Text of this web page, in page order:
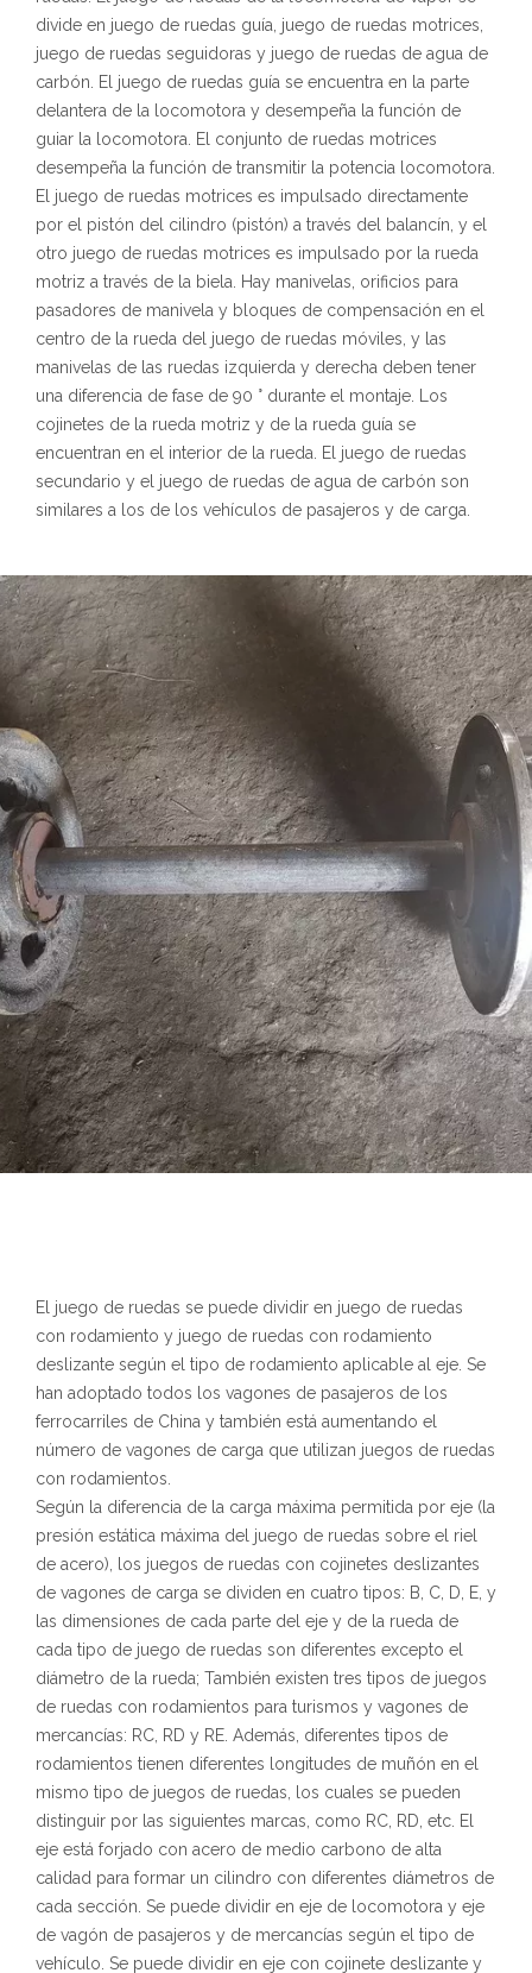
divide en juego de ruedas guía, juego de ruedas motrices,
juego de ruedas seguidoras y juego de ruedas de agua de
carbón. El juego de ruedas guía se encuentra en la parte
delantera de la locomotora y desempeña la función de
guiar la locomotora. El conjunto de ruedas motrices
desempeña la función de transmitir la potencia locomotora.
El juego de ruedas motrices es impulsado directamente
por el pistón del cilindro (pistón) a través del balancín, y el
otro juego de ruedas motrices es impulsado por la rueda
motriz a través de la biela. Hay manivelas, orificios para
pasadores de manivela y bloques de compensación en el
centro de la rueda del juego de ruedas móviles, y las
manivelas de las ruedas izquierda y derecha deben tener
una diferencia de fase de 90 ° durante el montaje. Los
cojinetes de la rueda motriz y de la rueda guía se
encuentran en el interior de la rueda. El juego de ruedas
secundario y el juego de ruedas de agua de carbón son
similares a los de los vehículos de pasajeros y de carga.
El juego de ruedas se puede dividir en juego de ruedas
con rodamiento y juego de ruedas con rodamiento
deslizante según el tipo de rodamiento aplicable al eje. Se
han adoptado todos los vagones de pasajeros de los
ferrocarriles de China y también está aumentando el
número de vagones de carga que utilizan juegos de ruedas
con rodamientos.
Según la diferencia de la carga máxima permitida por eje (la
presión estática máxima del juego de ruedas sobre el riel
de acero), los juegos de ruedas con cojinetes deslizantes
de vagones de carga se dividen en cuatro tipos: B, C, D, E, y
las dimensiones de cada parte del eje y de la rueda de
cada tipo de juego de ruedas son diferentes excepto el
diámetro de la rueda; También existen tres tipos de juegos
de ruedas con rodamientos para turismos y vagones de
mercancías: RC, RD y RE. Además, diferentes tipos de
rodamientos tienen diferentes longitudes de muñón en el
mismo tipo de juegos de ruedas, los cuales se pueden
distinguir por las siguientes marcas, como RC, RD, etc. El
eje está forjado con acero de medio carbono de alta
calidad para formar un cilindro con diferentes diámetros de
cada sección. Se puede dividir en eje de locomotora y eje
de vagón de pasajeros y de mercancías según el tipo de
vehículo. Se puede dividir en eje con cojinete deslizante y